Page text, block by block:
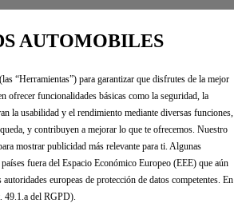
Implica
asientos
+
y reglaje
brazos
AUTOMOBILES
“Herramientas”) para garantizar que disfrutes de la mejor
ofrecer funcionalidades básicas como la seguridad, la
la usabilidad y el rendimiento mediante diversas funciones,
y contribuyen a mejorar lo que te ofrecemos. Nuestro
mostrar publicidad más relevante para ti. Algunas
fuera del Espacio Económico Europeo (EEE) que aún
europeas de protección de datos competentes. En
49.1.a del RGPD).